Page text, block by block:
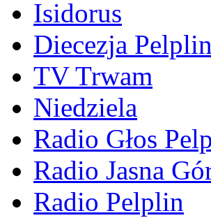
Isidorus
Diecezja Pelplin
TV Trwam
Niedziela
Radio Głos
Radio Jasna
Radio Pelplin